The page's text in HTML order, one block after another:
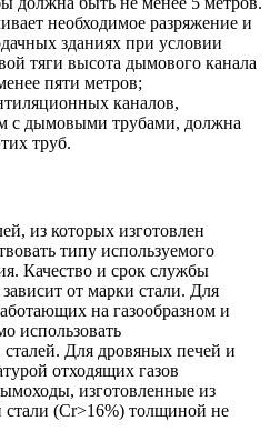
необходимое разряжение и
зданиях при условии
тяги высота дымового канала
пяти метров;
каналов,
с дымовыми трубами, должна
труб.
из которых изготовлен
типу используемого
Качество и срок службы
от марки стали. Для
на газообразном и
использовать
Для дровяных печей и
отходящих газов
изготовленные из
(Cr>16%) толщиной не